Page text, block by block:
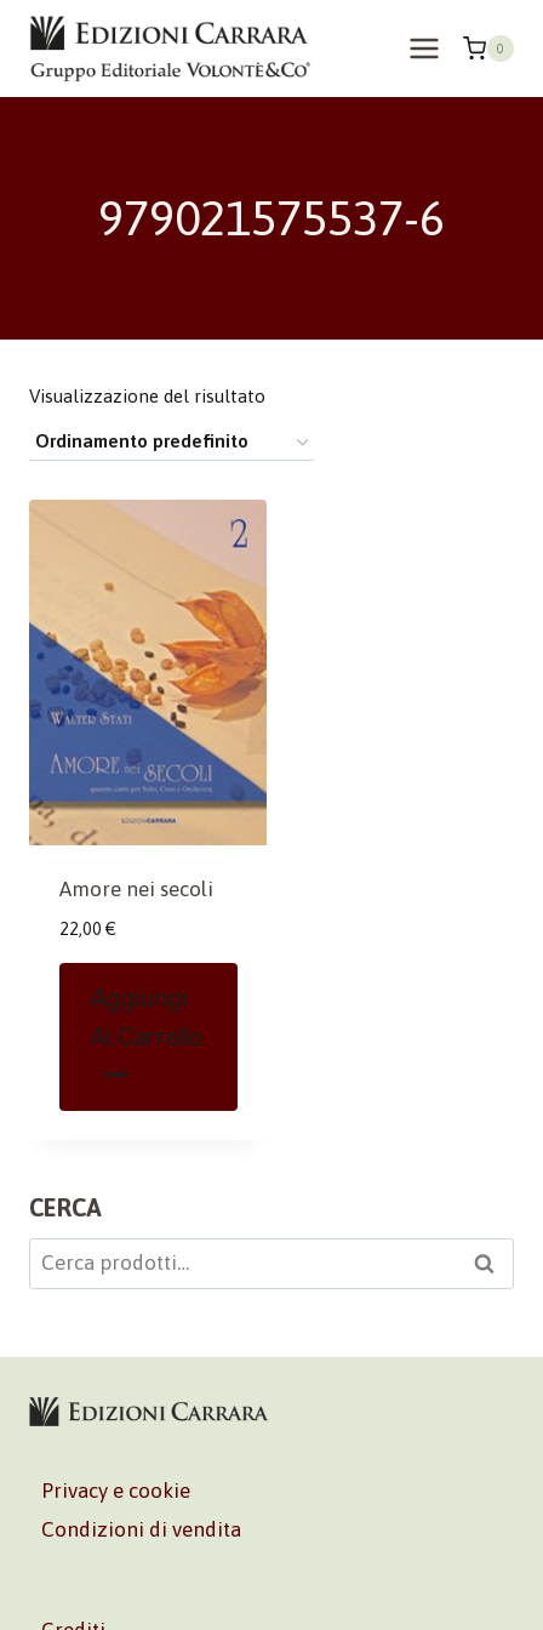
Salta
contenuto
0
979021575537-6
Visualizzazione del risultato
Amore nei secoli
22,00 €
Aggiungi
Al Carrello
CERCA
Cerca: Cerca
Privacy e cookie
Condizioni di vendita